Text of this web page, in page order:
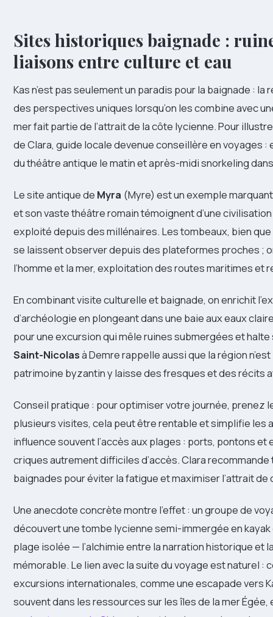
Sites historiques baignade :
liaisons entre culture et eau
Kas n’est pas seulement un paradis pour la baignade :
des perspectives uniques lorsqu’on les combine avec
mer fait partie de l’attrait de la côte lycienne. Pour
de Clara, guide locale devenue conseillère en voyages
du théâtre antique le matin et après-midi snorkeling
Le site antique de Myra (Myre) est un exemple
et son vaste théâtre romain témoignent d’une
exploité depuis des millénaires. Les tombeaux, bien
se laissent observer depuis des plateformes proches ;
l’homme et la mer, exploitation des routes maritimes et
En combinant visite culturelle et baignade, on enrichit
d’archéologie en plongeant dans une baie aux eaux
pour une excursion qui mêle ruines submergées et
Saint-Nicolasà Demre rappelle aussi que la région
patrimoine byzantin y laisse des fresques et des récits
Conseil pratique : pour optimiser votre journée, prenez
plusieurs visites, cela peut être rentable et simplifie les
influence souvent l’accès aux plages : ports, pontons
criques autrement difficiles d’accès. Clara
baignades pour éviter la fatigue et maximiser l’attrait de
Une anecdote concrète montre l’effet : un groupe de
découvert une tombe lycienne semi-immergée en
plage isolée — l’alchimie entre la narration historique et
mémorable. Le lien avec la suite du voyage est naturel
excursions internationales, comme une escapade vers
souvent dans les ressources sur les îles de la mer